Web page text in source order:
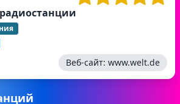
Веб-сайт: www.welt.de